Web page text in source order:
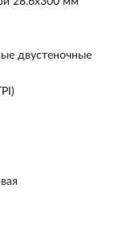
двустеночные